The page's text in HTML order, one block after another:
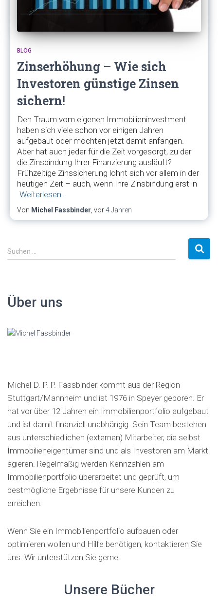
BLOG
Zinserhöhung – Wie sich
Investoren günstige Zinsen
sichern!
Den Traum vom eigenen Immobilieninvestment
haben sich viele schon vor einigen Jahren
aufgebaut oder möchten jetzt damit anfangen.
Aber hat auch jeder für die Zeit vorgesorgt, zu der
die Zinsbindung Ihrer Finanzierung ausläuft?
Frühzeitige Zinssicherung lohnt sich vor allem in der
heutigen Zeit – auch, wenn Ihre Zinsbindung erst in
Weiterlesen…
Von Michel Fassbinder , vor4 Jahren
S
u
h
Suchen …
Über uns
Michel D. P. P. Fassbinder kommt aus der Region
Stuttgart/Mannheim und ist 1976 in Speyer geboren. Er
hat vor über 12 Jahren ein Immobilienportfolio aufgebaut
und ist damit finanziell unabhängig. Sein Team bestehen
aus unterschiedlichen (externen) Mitarbeiter, die selbst
Immobilieneigentümer sind und als Investoren am Markt
agieren. Regelmäßig werden Kennzahlen am
Immobilienportfolio überarbeitet und geprüft, um
bestmögliche Ergebnisse für unsere Kunden zu
erreichen.
Wenn Sie ein Immobilienportfolio aufbauen oder
optimieren wollen und Hilfe benötigen, kontaktieren Sie
uns. Wir unterstützen Sie gerne.
Unsere Bücher